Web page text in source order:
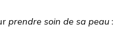
prendre soin de sa peau :